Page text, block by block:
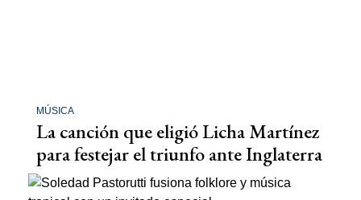
MÚSICA
La canción que eligió Licha Martínez
para festejar el triunfo ante Inglaterra